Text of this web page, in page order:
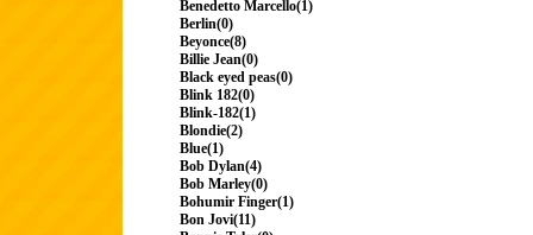
Benedetto Marcello(1)
Berlin(0)
Beyonce(8)
Billie Jean(0)
Black eyed peas(0)
Blink 182(0)
Blink-182(1)
Blondie(2)
Blue(1)
Bob Dylan(4)
Bob Marley(0)
Bohumir Finger(1)
Bon Jovi(11)